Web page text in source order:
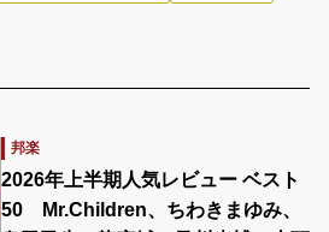
邦楽
2026年上半期人気レビュー ベスト
50 Mr.Children、ちわきまゆみ、